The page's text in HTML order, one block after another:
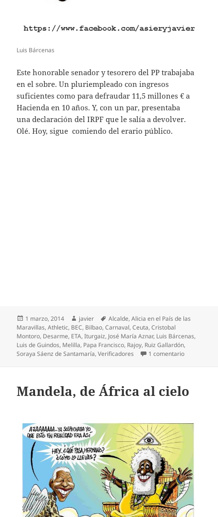
Luis Bárcenas
Este honorable senador y tesorero del PP trabajaba
en el sobre. Un pluriempleado con ingresos
suficientes como para defraudar 11,5 millones € a
Hacienda en 10 años. Y, con un par, presentaba
una declaración del IRPF que le salía a devolver.
Olé. Hoy, sigue comiendo del erario público.
Publicado
el
1 marzo, 2014 Autor
javier Etiquetas
Alcalde,Alicia en el País de las
Maravillas,Athletic, BEC, Bilbao,Carnaval,Ceuta,Cristobal
Montoro, Desarme, ETA,Iturgaiz, José María Aznar, Luis Bárcenas,
Luis de Guindos, Melilla, Papa Francisco, Rajoy, Ruiz Gallardón,
Soraya Sáenz de Santamaría,Verificadores 1 comentarioen Rajoy se
Mandela, de África al cielo